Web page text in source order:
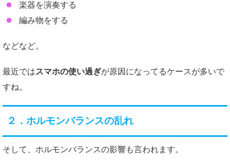
楽器を演奏する
編み物をする
などなど。
最近ではスマホの使い過ぎが原因になってるケースが多いで
すね。
２．ホルモンバランスの乱れ
そして、ホルモンバランスの影響も言われます。